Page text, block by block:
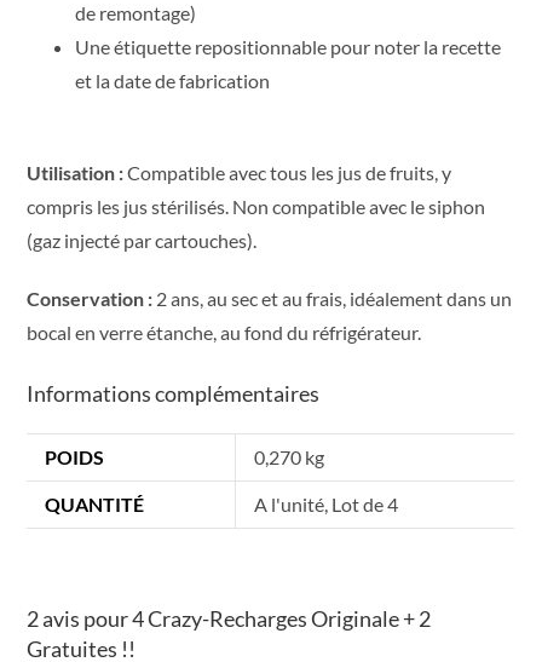
de remontage)
Une étiquette repositionnable pour noter la recette
et la date de fabrication
Utilisation :Compatible avec tous les jus de fruits, y
compris les jus stérilisés. Non compatible avec le siphon
(gaz injecté par cartouches).
Conservation : 2 ans, au sec et au frais, idéalement dans un
bocal en verre étanche, au fond du réfrigérateur.
Informations complémentaires
POIDS 0,270 kg
QUANTITÉ A l'unité, Lot de 4
2 avis pour4 Crazy-Recharges Originale + 2
Gratuites !!